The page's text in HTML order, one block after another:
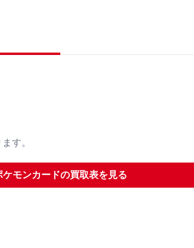
す。
ケモンカードの買取表を見る